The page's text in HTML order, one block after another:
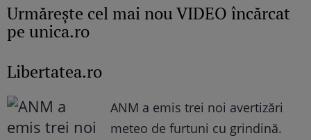
Urmăreşte cel mai nou VIDEO încărcat
pe unica.ro
Libertatea.ro
ANM a emis trei noi avertizări
meteo de furtuni cu grindină.